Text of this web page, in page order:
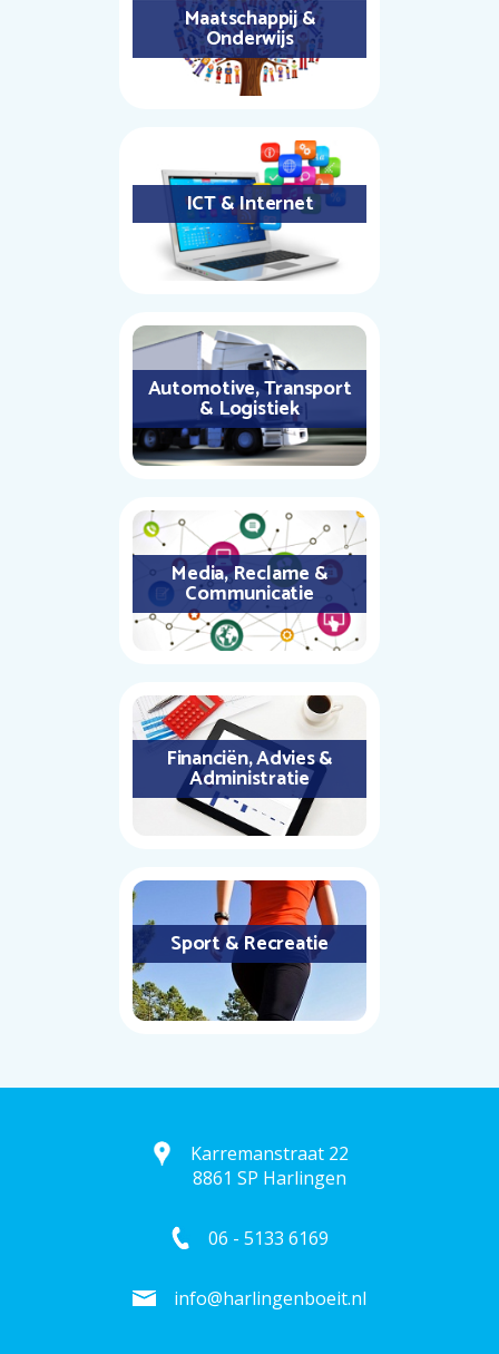
Maatschappij &
Onderwijs
ICT & Internet
Automotive, Transport
& Logistiek
Media, Reclame &
Communicatie
Financiën, Advies &
Administratie
Sport & Recreatie
Karremanstraat 22
8861 SP Harlingen
06 - 5133 6169
info@harlingenboeit.nl